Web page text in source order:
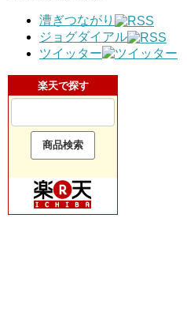
漕ぎつながり
ジョグダイアル
ツイッター
楽天で探す